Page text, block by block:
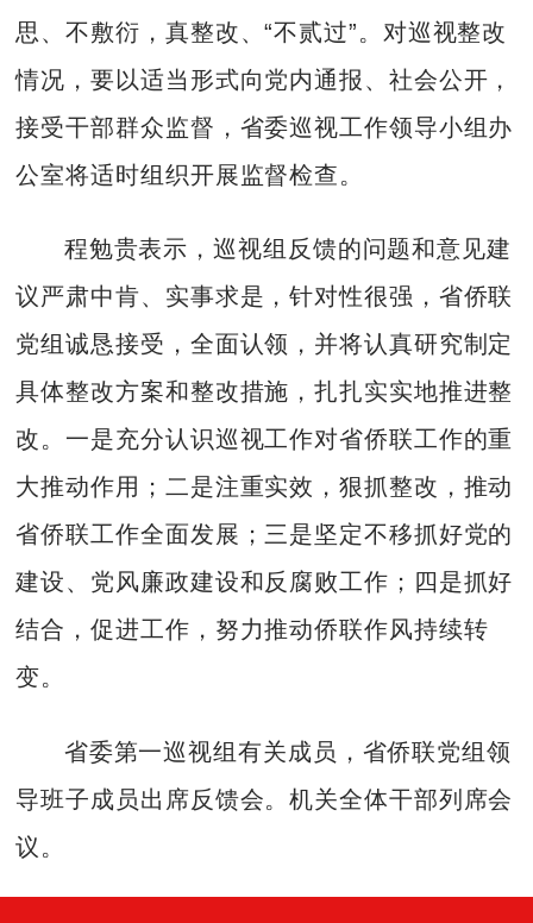
思、不敷衍，真整改、“不贰过”。对巡视整改
情况，要以适当形式向党内通报、社会公开，
接受干部群众监督，省委巡视工作领导小组办
公室将适时组织开展监督检查。
程勉贵表示，巡视组反馈的问题和意见建
议严肃中肯、实事求是，针对性很强，省侨联
党组诚恳接受，全面认领，并将认真研究制定
具体整改方案和整改措施，扎扎实实地推进整
改。一是充分认识巡视工作对省侨联工作的重
大推动作用；二是注重实效，狠抓整改，推动
省侨联工作全面发展；三是坚定不移抓好党的
建设、党风廉政建设和反腐败工作；四是抓好
结合，促进工作，努力推动侨联作风持续转
变。
省委第一巡视组有关成员，省侨联党组领
导班子成员出席反馈会。机关全体干部列席会
议。